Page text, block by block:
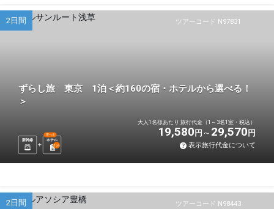
ツアーコード N97831
2日間
ずらし旅 東京 1泊＜約160の宿・ホテルから選べる！
＞
新幹線 ホテル
選べる
1 泊
大人1名様あたり 旅行代金（1～3名1室・税込）
19,580 円 29,570 円
表示旅行代金について
ツアーコード N98443
2日間